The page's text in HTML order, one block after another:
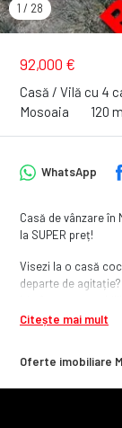
92,000 €
Casă / Vilă cu 4
Mosoaia
120
1 / 28
Oferte imobiliare
WhatsApp
Casă de vânzare
la SUPER preț!
Visezi la o casă
departe de
Regim de înălțime
Citește mai mult